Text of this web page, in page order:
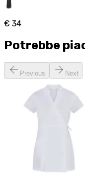
€ 34
Potrebbe
Previous Next